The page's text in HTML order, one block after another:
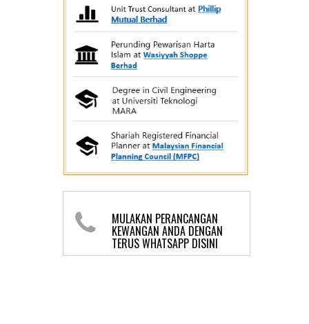
MULAKAN PERANCANGAN
KEWANGAN ANDA DENGAN
TERUS WHATSAPP DISINI